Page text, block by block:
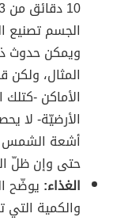
الجسم تصنيع
ويمكن حدوث
المثال،
الأماكن -
الأرضيّة- لا
أشعة الشمس
حتى وإن ظلّ
الغذاء: يوضّح
والكمية التي